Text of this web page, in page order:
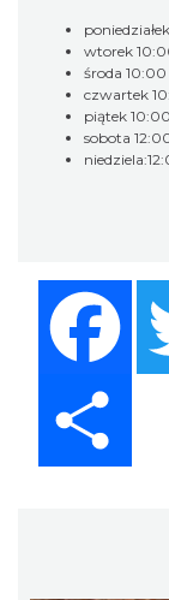
wtorek
środa
czwartek
piątek
sobota